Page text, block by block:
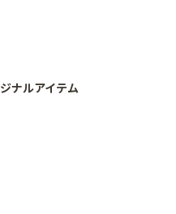
ナルアイテム